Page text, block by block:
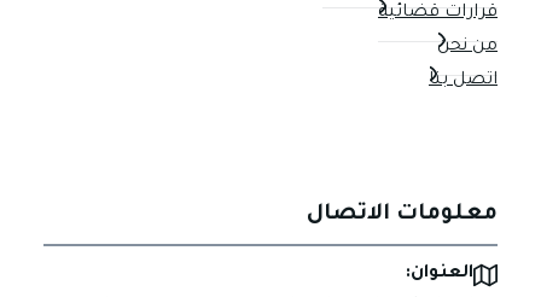
قرارات قضائية
من نحن
اتصل بنا
معلومات الاتصال
العنوان: